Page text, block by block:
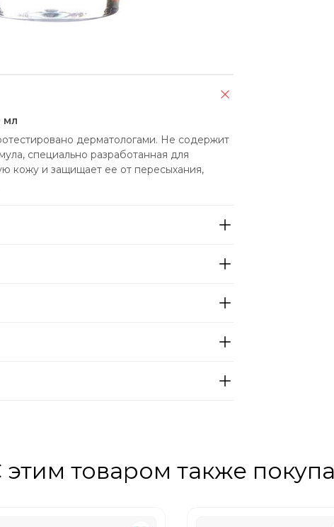
мл
дерматологами. Не содержит
специально разработанная для
кожу и защищает ее от пересыхания,
этим товаром также